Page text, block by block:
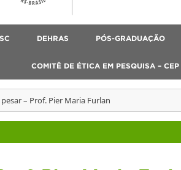
DEHRAS PÓS-GRADUAÇÃO
COMITÊ DE ÉTICA EM PESQUISA – CEP
– Prof. Pier Maria Furlan